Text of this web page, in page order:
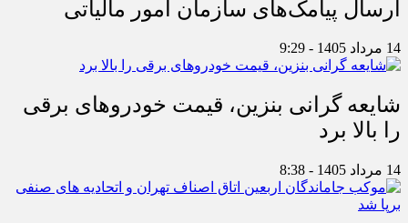
ارسال پیامک‌های سازمان امور مالیاتی
14 مرداد 1405 - 9:29
شایعه گرانی بنزین، قیمت خودروهای برقی
را بالا برد
14 مرداد 1405 - 8:38